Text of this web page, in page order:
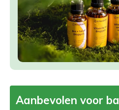
Aanbevolen voor